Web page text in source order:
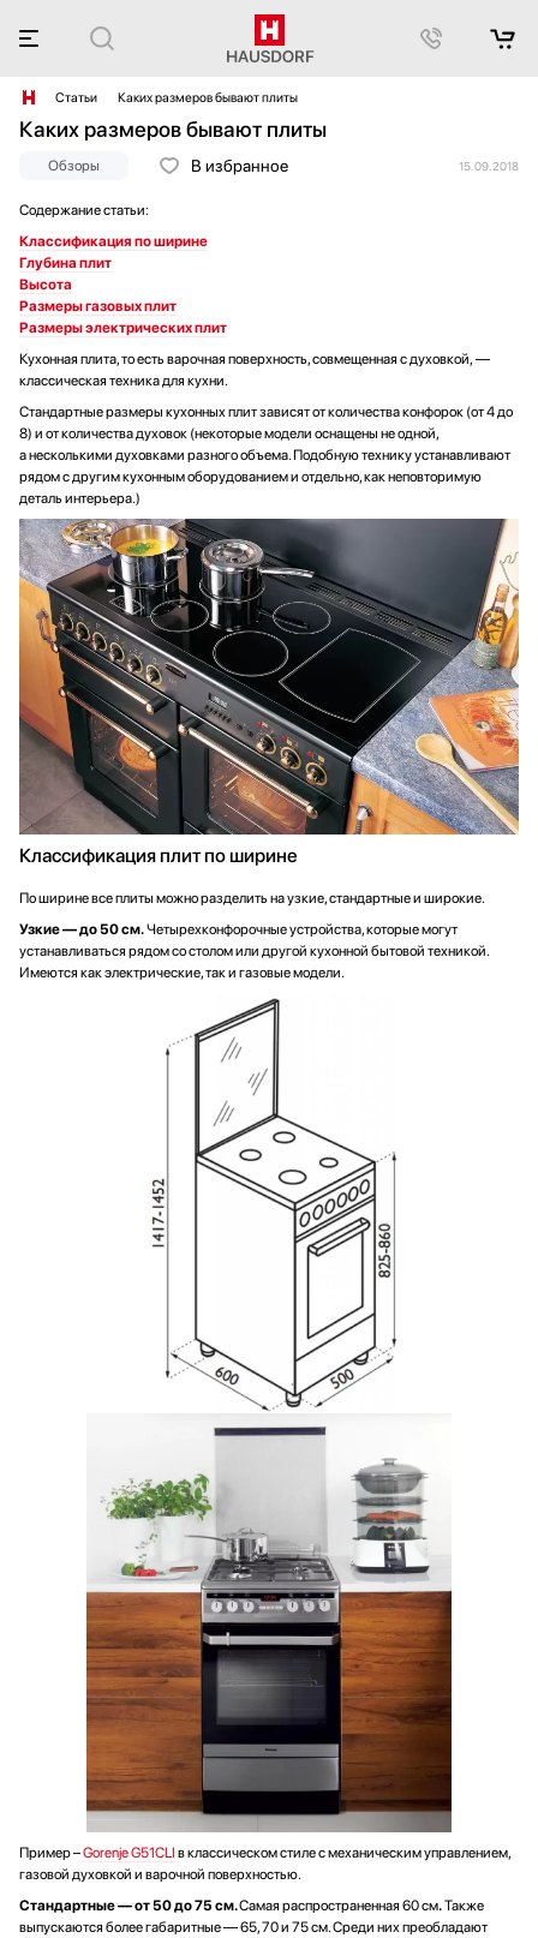
Статьи Каких размеров бывают плиты
Каких размеров бывают плиты
Обзоры В избранное 15.09.2018
Содержание статьи:
Классификация по ширине
Глубина плит
Высота
Размеры газовых плит
Размеры электрических плит
Кухонная плита, то есть варочная поверхность, совмещенная с духовкой, —
классическая техника для кухни.
Стандартные размеры кухонных плит зависят от количества конфорок (от 4 до
8) и от количества духовок (некоторые модели оснащены не одной,
а несколькими духовками разного объема. Подобную технику устанавливают
рядом с другим кухонным оборудованием и отдельно, как неповторимую
деталь интерьера.)
Классификация плит по ширине
По ширине все плиты можно разделить на узкие, стандартные и широкие.
Узкие — до 50 см.Четырехконфорочные устройства, которые могут
устанавливаться рядом со столом или другой кухонной бытовой техникой.
Имеются как электрические, так и газовые модели.
Пример –Gorenje G51CLI в классическом стиле с механическим управлением,
газовой духовкой и варочной поверхностью.
Стандартные — от 50 до 75 см.Самая распространенная 60 см.Также
выпускаются более габаритные — 65, 70 и 75 см. Среди них преобладают